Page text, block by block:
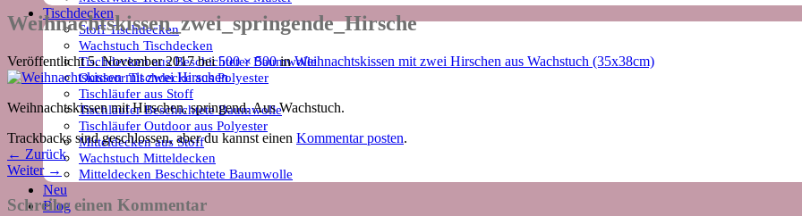
Tischdecken
Stoff Tischdecken
Wachstuch Tischdecken
Tischdecken aus Beschichteter Baumwolle
Outdoor Tischdecke aus Polyester
Tischläufer aus Stoff
Tischläufer Beschichtete Baumwolle
Tischläufer Outdoor aus Polyester
Mitteldecken aus Stoff
Wachstuch Mitteldecken
Mitteldecken Beschichtete Baumwolle
Neu
Blog
Weihnachtskissen_zwei_springende_Hirsche
Veröffentlicht5. November 2017bei500 × 500inWeihnachtskissen mit zwei Hirschen aus Wachstuch (35x38cm)
Weihnachtskissen mit Hirschen, springend. Aus Wachstuch.
Trackbacks sind geschlossen, aber du kannst einen Kommentar posten.
← Zurück
Weiter →
Schreibe einen Kommentar